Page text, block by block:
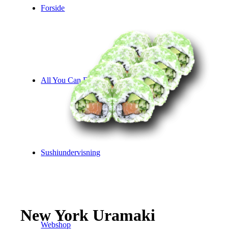
Forside
All You Can Eat (Holstebro)
Sushiundervisning
Webshop
New York Uramaki